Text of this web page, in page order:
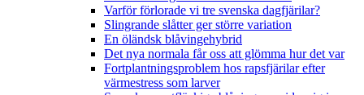
Varför förlorade vi tre svenska dagfjärilar?
Slingrande slåtter ger större variation
En öländsk blåvingehybrid
Det nya normala får oss att glömma hur det var
Fortplantningsproblem hos rapsfjärilar efter
värmestress som larver